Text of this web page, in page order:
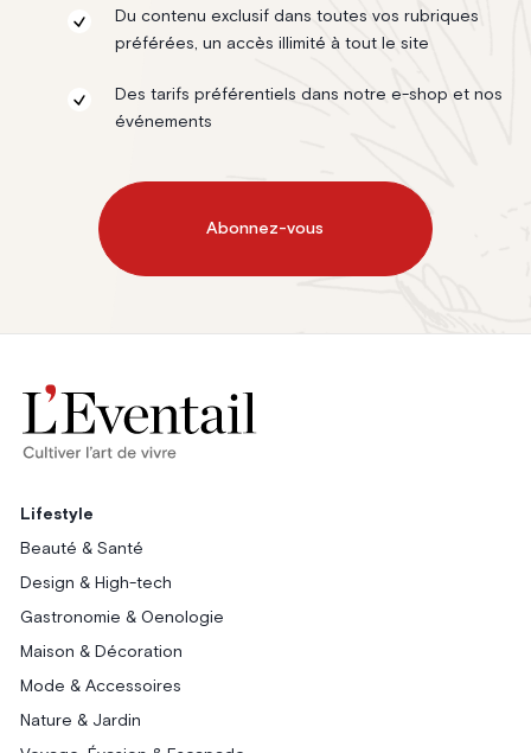
Du contenu exclusif dans toutes vos rubriques
préférées, un accès illimité à tout le site
Des tarifs préférentiels dans notre e-shop et nos
événements
Abonnez-vous
Lifestyle
Beauté & Santé
Design & High-tech
Gastronomie & Oenologie
Maison & Décoration
Mode & Accessoires
Nature & Jardin